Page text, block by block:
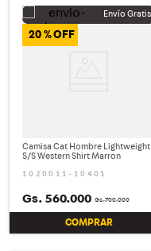
20 %
Camisa Cat Hombre Lightweight
S/S Western Shirt Marron
1020011-10401
Gs.700.000
Gs. 560.000
COMPRAR